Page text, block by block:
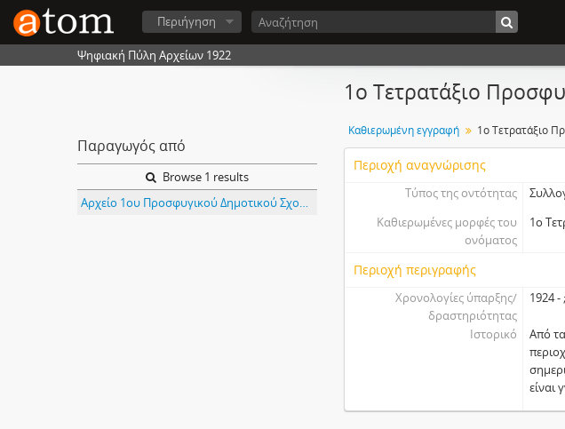
Περιήγηση
Ψηφιακή Πύλη Αρχείων 1922
Παραγωγός από
Browse 1 results
Αρχείο 1ου Προσφυγικού Δημοτικού Σχολείου Αρρένων Βόλου (4τάξιο)
1ο Τετρατάξιο
Καθιερωμένη εγγραφή
Περιοχή αναγνώρισης
Τύπος της οντότητας
Καθιερωμένες μορφές του
ονόματος
1ο
Περιοχή περιγραφής
Χρονολογίες ύπαρξης/
δραστηριότητας
1924 - ;
Ιστορικό
Από
είναι